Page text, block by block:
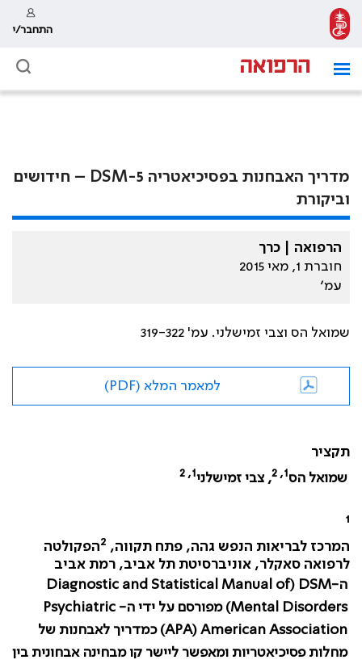
התחבר/י
מדריך האבחנות בפסיכיאטריה DSM-5 – חידושים
וביקורת
הרפואה | כרך
חוברת 1, מאי 2015
עמ׳
שמואל הס וצבי זמישלני. עמ' 319-322
למאמר המלא (PDF)
תקציר
שמואל הס 1, 2 , צבי זמישלני1, 2
1
המרכז לבריאות הנפש גהה, פתח תקווה, 2הפקולטה
לרפואה סאקלר, אוניברסיטת תל אביב, רמת אביב
ה-DSM
(
Diagnostic and Statistical Manual of
Mental Disorders) מפורסם על ידי ה- Psychiatric
Association
American
(
APA) כמדריך לאבחנות של
מחלות פסיכיאטריות ומאפשר ליישר קו מבחינה אבחונית בין